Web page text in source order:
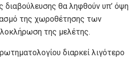
διαβούλευσης θα ληφθούν υπ’ όψη
της χωροθέτησης των
της μελέτης.
διαρκεί λιγότερο